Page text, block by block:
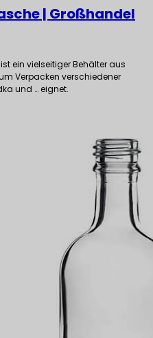
| Großhandel
ein vielseitiger Behälter aus
Verpacken verschiedener
und … eignet.